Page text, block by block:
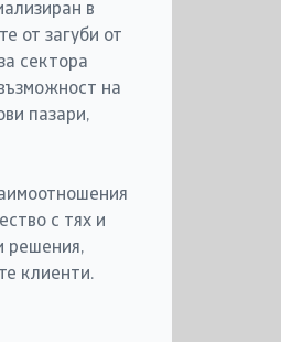
в
от загуби от
сектора
на
пазари,
с тях и
решения,
клиенти.